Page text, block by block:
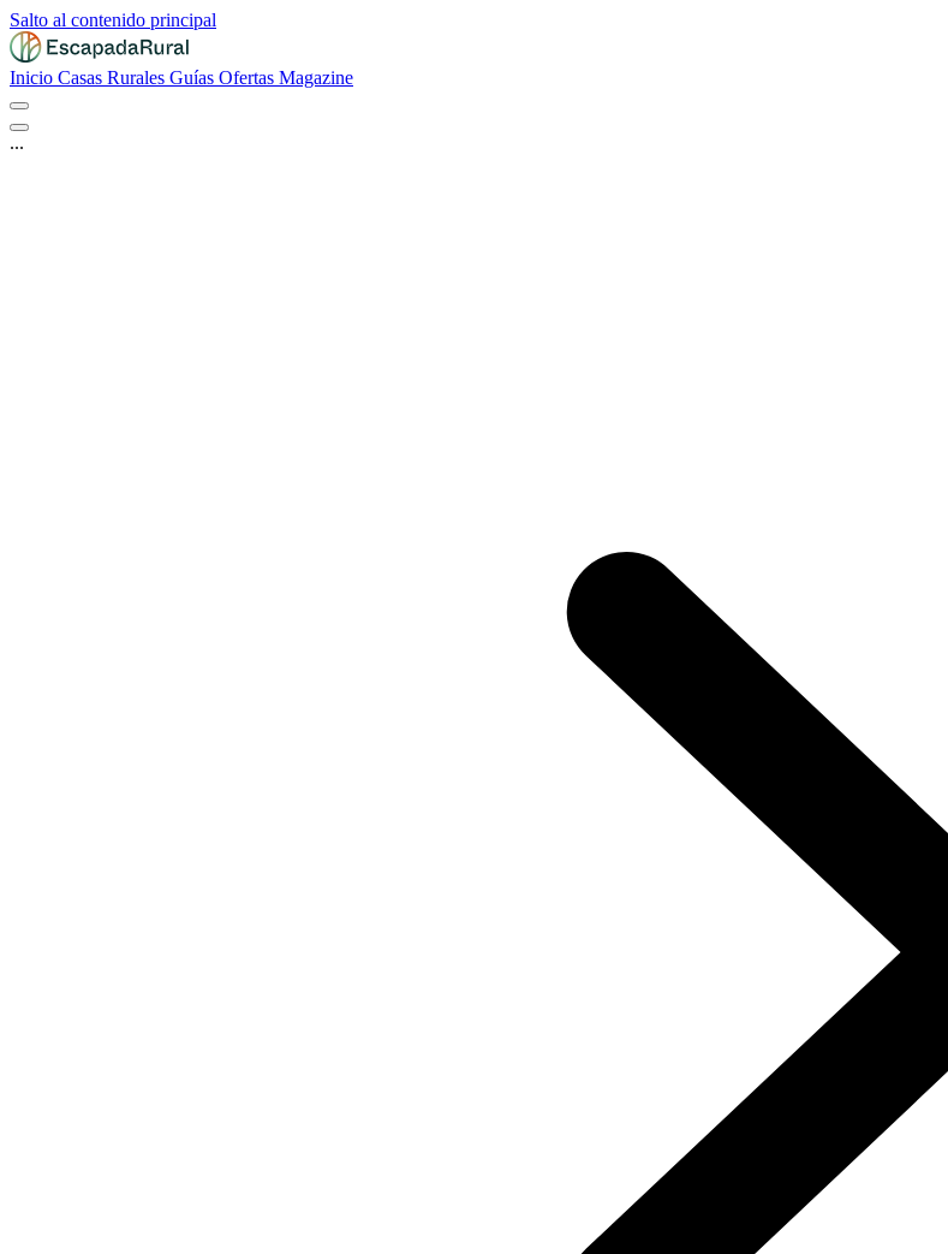
Salto al contenido principal
Inicio Casas Rurales Guías Ofertas Magazine
...